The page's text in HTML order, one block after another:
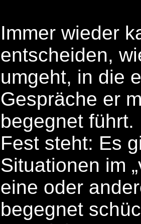
Immer wieder
entscheiden,
umgeht, in die
Gespräche er
begegnet führt.
Fest steht: Es
Situationen im
eine oder
begegnet